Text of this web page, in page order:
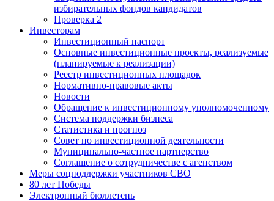
избирательных фондов кандидатов
Проверка 2
Инвесторам
Инвестиционный паспорт
Основные инвестиционные проекты, реализуемые
(планируемые к реализации)
Реестр инвестиционных площадок
Нормативно-правовые акты
Новости
Обращение к инвестиционному уполномоченному
Система поддержки бизнеса
Статистика и прогноз
Совет по инвестиционной деятельности
Муниципально-частное партнерство
Соглашение о сотрудничестве с агенством
Меры соцподдержки участников СВО
80 лет Победы
Электронный бюллетень